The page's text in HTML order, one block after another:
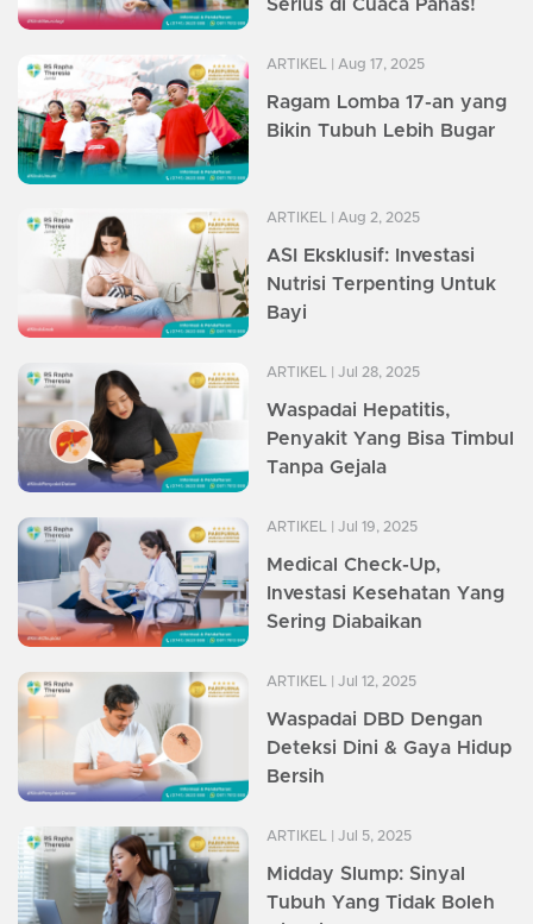
Serius di Cuaca Panas!
ARTIKEL | Aug 17, 2025
Ragam Lomba 17-an yang
Bikin Tubuh Lebih Bugar
ARTIKEL | Aug 2, 2025
ASI Eksklusif: Investasi
Nutrisi Terpenting Untuk
Bayi
ARTIKEL | Jul 28, 2025
Waspadai Hepatitis,
Penyakit Yang Bisa Timbul
Tanpa Gejala
ARTIKEL | Jul 19, 2025
Medical Check-Up,
Investasi Kesehatan Yang
Sering Diabaikan
ARTIKEL | Jul 12, 2025
Waspadai DBD Dengan
Deteksi Dini & Gaya Hidup
Bersih
ARTIKEL | Jul 5, 2025
Midday Slump: Sinyal
Tubuh Yang Tidak Boleh